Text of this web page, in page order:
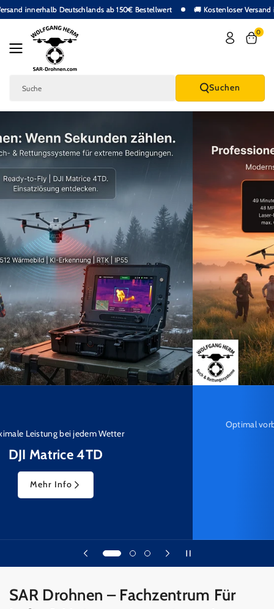
Zum Inhalt
Springen
Versand innerhalb Deutschlands ab 150€ Bestellwert 🚚
Suche Suchen
0
Optimal vorbereitet für die Wildtiersuche – mit unseren
professionellen Komplettsets
SAR Drohnen – Fachzentrum Für